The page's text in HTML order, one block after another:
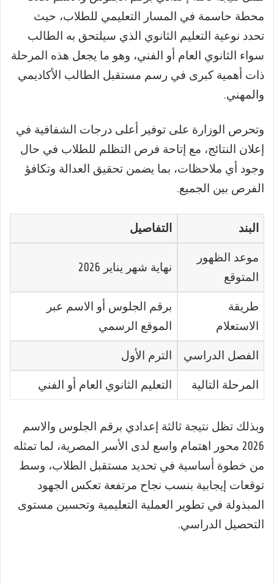
محطة حاسمة في المسار التعليمي للطلاب، حيث
تحدد نوعية التعليم الثانوي الذي سيلتحق به الطالب
سواء الثانوي العام أو الفني، وهو ما يجعل هذه المرحلة
ذات أهمية كبرى في رسم مستقبل الطالب الأكاديمي
والمهني.
وتحرص الوزارة على توفير أعلى درجات الشفافية في
إعلان النتائج، مع إتاحة فرص التظلم للطلاب في حال
وجود أي ملاحظات، بما يضمن تحقيق العدالة وتكافؤ
الفرص بين الجميع.
البند التفاصيل
موعد الظهور
المتوقع
نهاية شهر يناير 2026
طريقة
الاستعلام
برقم الجلوس أو الاسم عبر
الموقع الرسمي
الفصل الدراسي الترم الأول
المرحلة التالية التعليم الثانوي العام أو الفني
وبذلك تظل نتيجة ثالثة إعدادي برقم الجلوس والاسم
2026 محور اهتمام واسع لدى الأسر المصرية، لما تمثله
من خطوة أساسية في تحديد مستقبل الطلاب، وسط
توقعات إيجابية بنسب نجاح مرتفعة تعكس الجهود
المبذولة في تطوير العملية التعليمية وتحسين مستوى
التحصيل الدراسي.